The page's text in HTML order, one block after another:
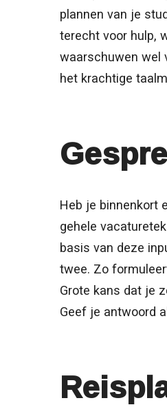
plannen van je
terecht voor hulp,
waarschuwen wel
het krachtige
Heb je binnenkort
gehele
basis van deze
twee. Zo
Grote kans dat je
Geef je antwoord